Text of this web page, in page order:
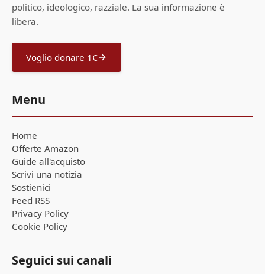
politico, ideologico, razziale. La sua informazione è
libera.
Voglio donare 1€
Menu
Home
Offerte Amazon
Guide all'acquisto
Scrivi una notizia
Sostienici
Feed RSS
Privacy Policy
Cookie Policy
Seguici sui canali